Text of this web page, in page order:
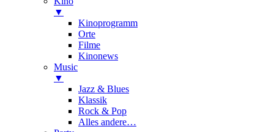
▼
Kinoprogramm
Orte
Filme
Kinonews
Music
▼
Jazz & Blues
Klassik
Rock & Pop
Alles andere…